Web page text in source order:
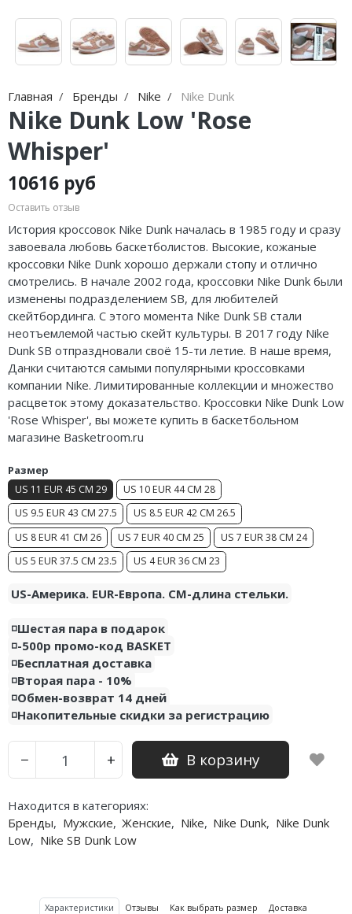
Главная Бренды Nike Nike Dunk
Nike Dunk Low 'Rose
Whisper'
10616 руб
Оставить отзыв
История кроссовок Nike Dunk началась в 1985 году и сразу
завоевала любовь баскетболистов. Высокие, кожаные
кроссовки Nike Dunk хорошо держали стопу и отлично
смотрелись. В начале 2002 года, кроссовки Nike Dunk были
изменены подразделением SB, для любителей
скейтбординга. С этого момента Nike Dunk SB стали
неотъемлемой частью скейт культуры. В 2017 году Nike
Dunk SB отпраздновали своё 15-ти летие. В наше время,
Данки считаются самыми популярными кроссовками
компании Nike. Лимитированные коллекции и множество
расцветок этому доказательство. Кроссовки Nike Dunk Low
'Rose Whisper', вы можете купить в баскетбольном
магазине Basketroom.ru
Размер
US 11 EUR 45 CM 29
US 10 EUR 44 CM 28
US 9.5 EUR 43 CM 27.5
US 8.5 EUR 42 CM 26.5
US 8 EUR 41 CM 26
US 7 EUR 40 CM 25
US 7 EUR 38 CM 24
US 5 EUR 37.5 CM 23.5
US 4 EUR 36 CM 23
US-Америка. EUR-Европа. CM-длина стельки.
◽️Шестая пара в подарок
◽️-500р промо-код BASKET
◽️Бесплатная доставка
◽️Вторая пара - 10%
◽️Обмен-возврат 14 дней
◽️Накопительные скидки за регистрацию
− + В корзину
Находится в категориях:
Бренды, Мужские, Женские, Nike, Nike Dunk, Nike Dunk
Low, Nike SB Dunk Low
Характеристики Отзывы Как выбрать размер Доставка
Jordan Tatum
Air Jordan 312
Air Jordan 40
Air Jordan 38
Air Jordan 37
Air Jordan 36
Air Jordan 1
Air Jordan 3
Air Jordan 4
Air Jordan 5
Air Jordan 6
Air Jordan 7
Air Jordan 10
Air Jordan 11
Air Jordan 12
Air Jordan 13
Air Jordan 14
Air Jordan 15
Air Jordan 23
adidas Samba
adidas Gazelle
adidas Handball
adidas adiFOM
adidas Adizero
adidas Harden
adidas Dame
adidas AE
Adidas Yeezy Boost 350 V2